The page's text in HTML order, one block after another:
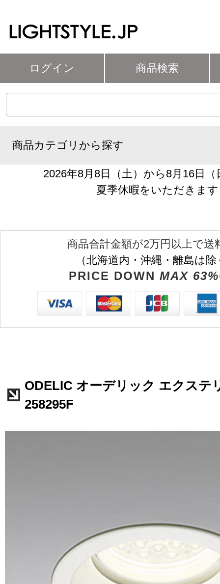
ログイン 商品検索
商品カテゴリから探す
2026年8月8日（土）から8月16日
夏季休暇をいただきます
商品合計金額が2万円以上で送
（北海道内・沖縄・離島は
PRICE DOWN MAX
ODELIC オーデリック エクステ
258295F